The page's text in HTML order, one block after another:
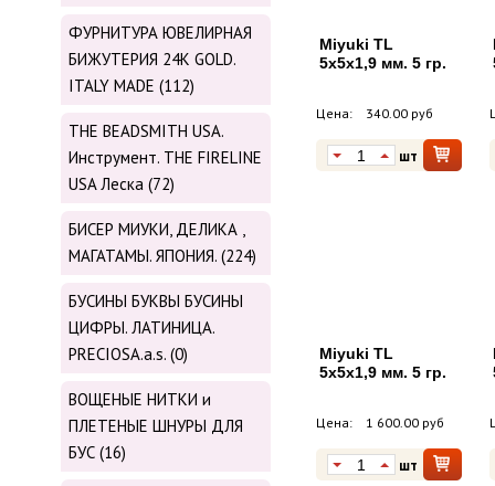
ФУРНИТУРА ЮВЕЛИРНАЯ
БИЖУТЕРИЯ 24К GOLD.
ITALY MADE (112)
THE BEADSMITH USA.
Инструмент. THE FIRELINE
USA Леска (72)
БИСЕР МИУКИ, ДЕЛИКА ,
МАГАТАМЫ. ЯПОНИЯ. (224)
БУСИНЫ БУКВЫ БУСИНЫ
ЦИФРЫ. ЛАТИНИЦА.
PRECIOSA.a.s. (0)
ВОЩЕНЫЕ НИТКИ и
ПЛЕТЕНЫЕ ШНУРЫ ДЛЯ
БУС (16)
Miyuki TL
5х5х1,9 мм. 5 гр.
Цена: 340.00 руб
шт
Miyuki TL
5х5х1,9 мм. 5 гр.
Цена: 1 600.00 руб
шт